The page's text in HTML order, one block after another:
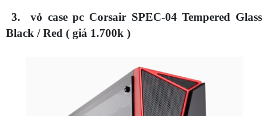
3. vỏ case pc Corsair SPEC-04 Tempered Glass
Black / Red ( giá 1.700k )